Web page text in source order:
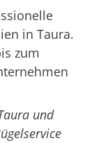
in Taura.
zum
und